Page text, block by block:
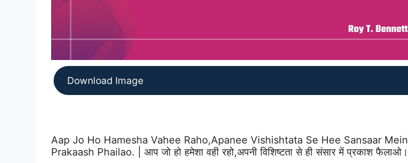
Download Image
Aap Jo Ho Hamesha Vahee Raho,apanee Vishishtata Se Hee Sansaar Mein
Prakaash Phailao. | आप जो हो हमेशा वही रहो,अपनी विशिष्टता से ही संसार में प्रकाश फैलाओ।